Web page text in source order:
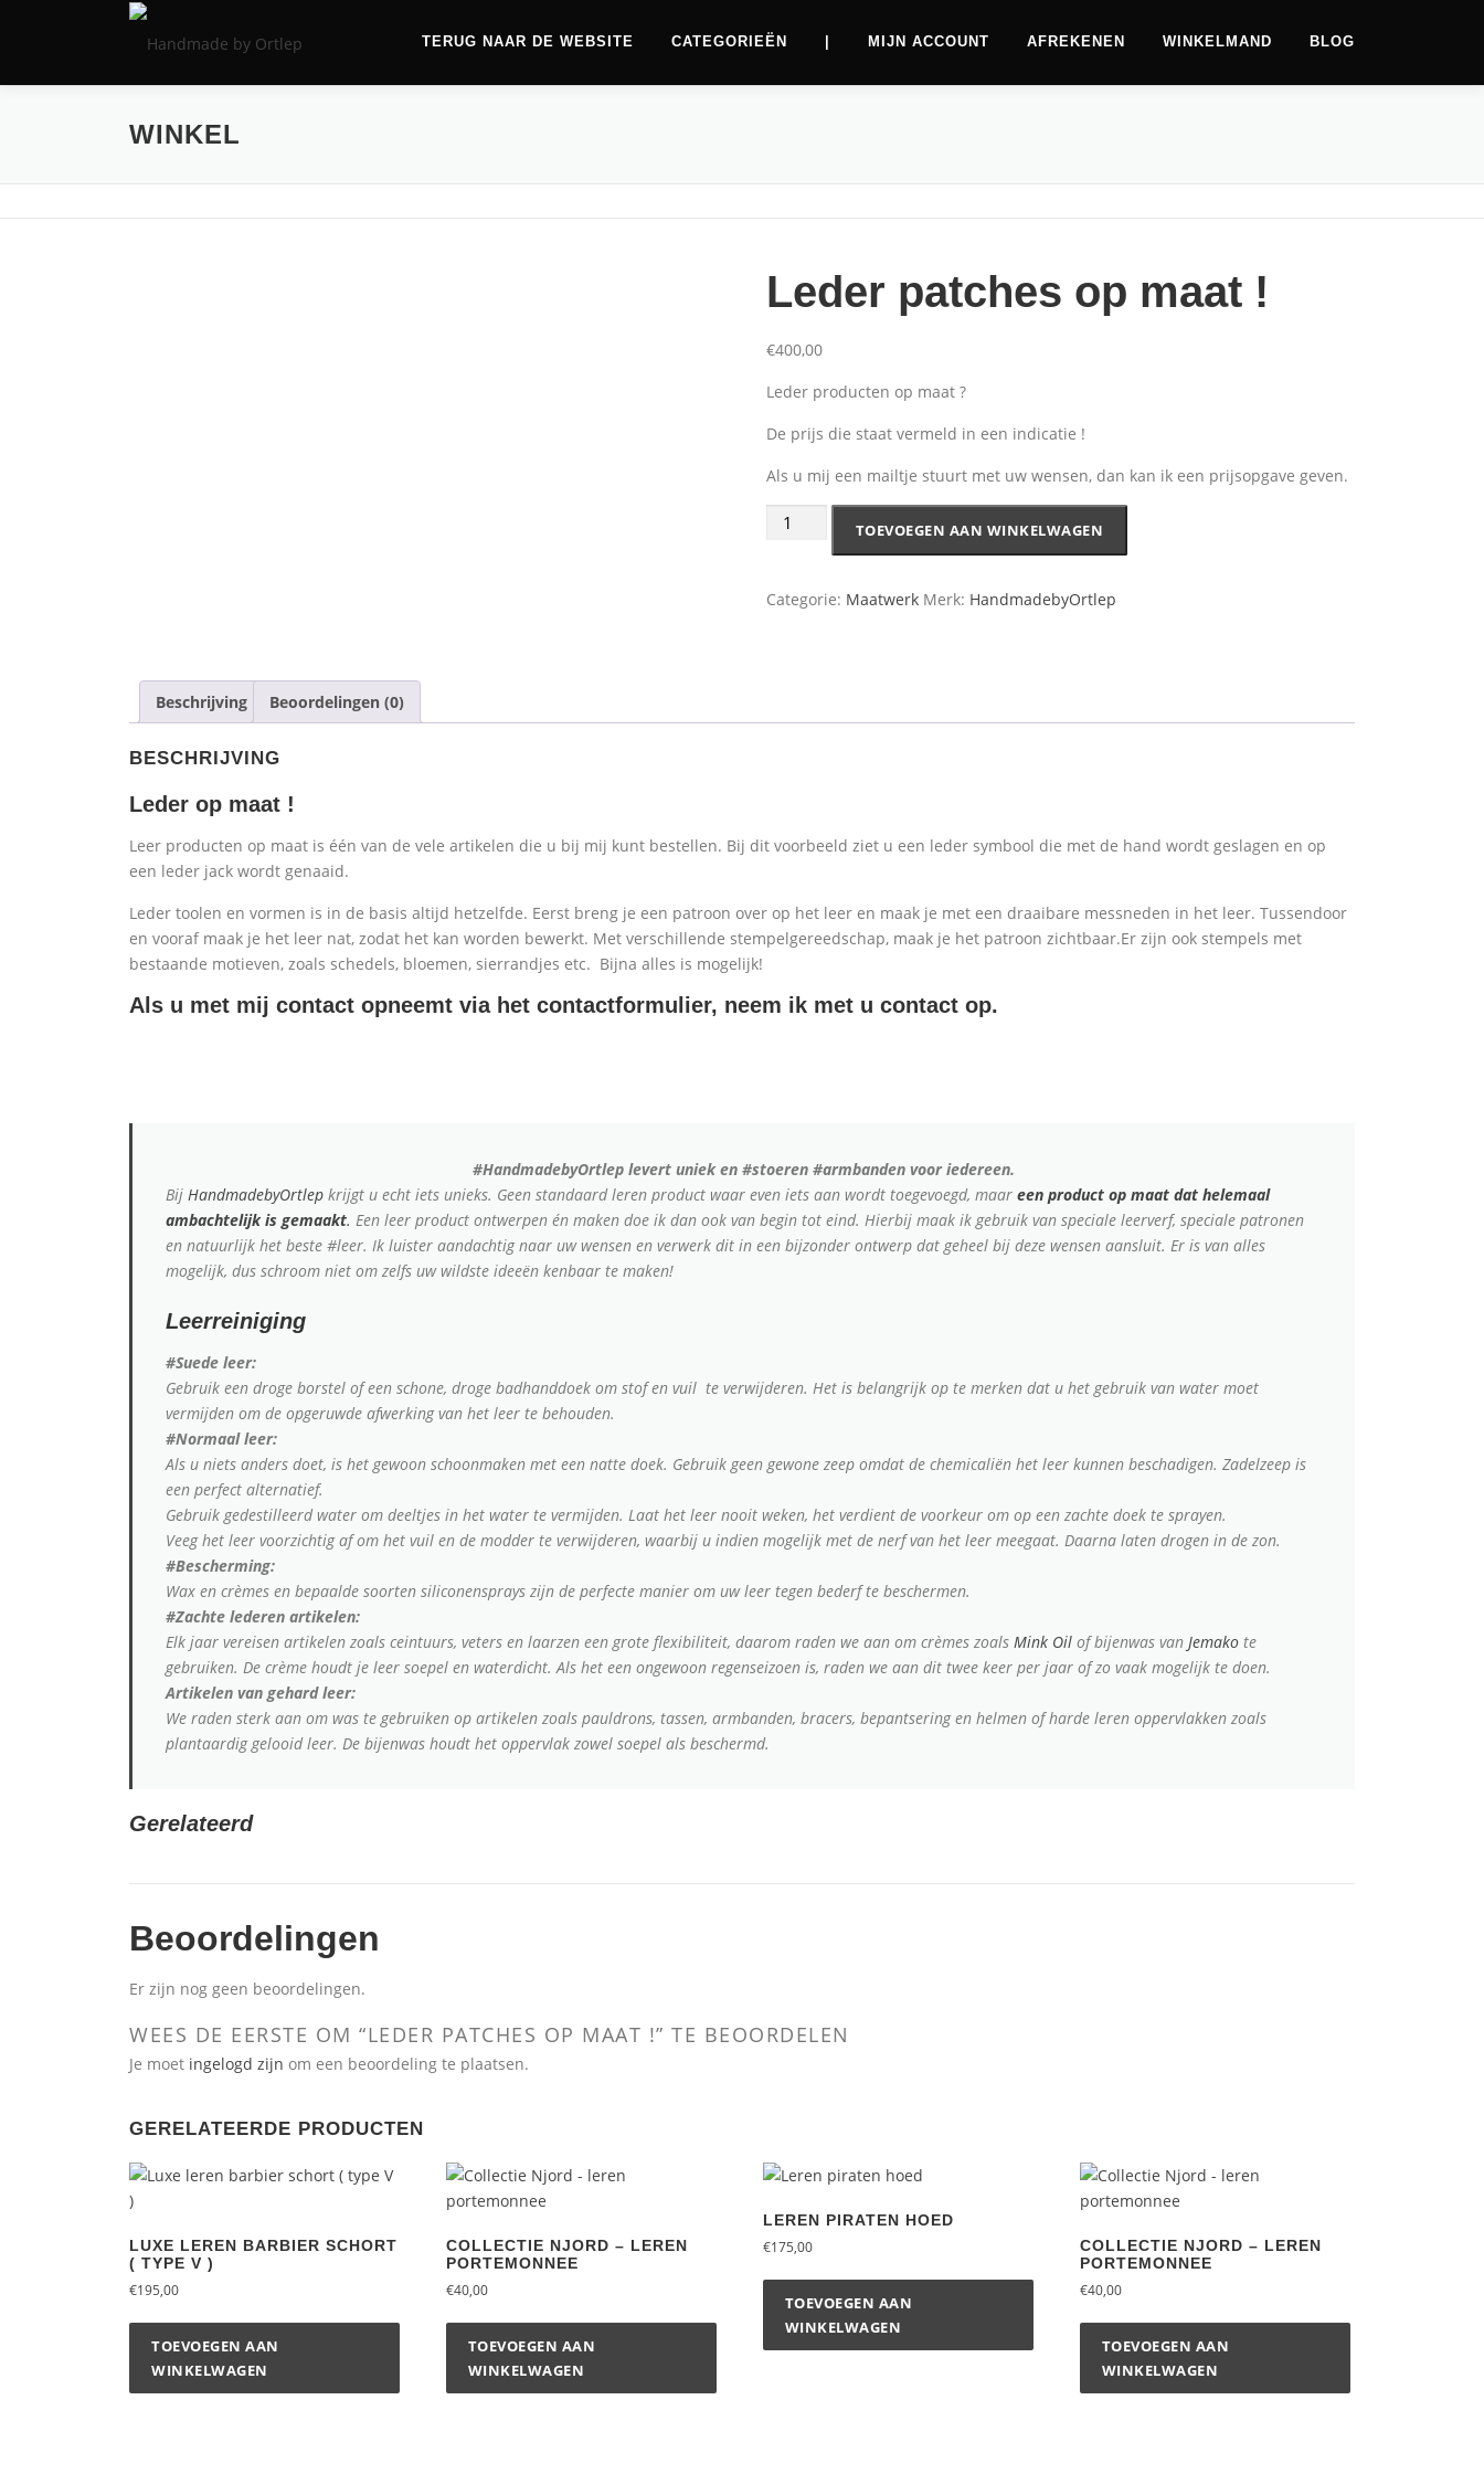
TERUG NAAR DE WEBSITE CATEGORIEËN
Aanbiedingen
MIJN ACCOUNT AFREKENEN WINKELMAND BLOG
WINKEL
Leder patches op maat !
€400,00
Leder producten op maat ?
De prijs die staat vermeld in een indicatie !
Als u mij een mailtje stuurt met uw wensen, dan kan ik een prijsopgave geven.
TOEVOEGEN AAN WINKELWAGEN
Categorie: Maatwerk Merk: HandmadebyOrtlep
Beschrijving Beoordelingen (0)
BESCHRIJVING
Leder op maat !
Leer producten op maat is één van de vele artikelen die u bij mij kunt bestellen. Bij dit voorbeeld ziet u een leder symbool die met de hand wordt geslagen en op
een leder jack wordt genaaid.
Leder toolen en vormen is in de basis altijd hetzelfde. Eerst breng je een patroon over op het leer en maak je met een draaibare messneden in het leer. Tussendoor
en vooraf maak je het leer nat, zodat het kan worden bewerkt. Met verschillende stempelgereedschap, maak je het patroon zichtbaar.Er zijn ook stempels met
bestaande motieven, zoals schedels, bloemen, sierrandjes etc. Bijna alles is mogelijk!
Als u met mij contact opneemt via het contactformulier, neem ik met u contact op.
#HandmadebyOrtlep levert uniek en #stoeren #armbanden voor iedereen.
Bij HandmadebyOrtlep krijgt u echt iets unieks. Geen standaard leren product waar even iets aan wordt toegevoegd, maar een product op maat dat helemaal
ambachtelijk is gemaakt. Een leer product ontwerpen én maken doe ik dan ook van begin tot eind. Hierbij maak ik gebruik van speciale leerverf, speciale patronen
en natuurlijk het beste #leer. Ik luister aandachtig naar uw wensen en verwerk dit in een bijzonder ontwerp dat geheel bij deze wensen aansluit. Er is van alles
mogelijk, dus schroom niet om zelfs uw wildste ideeën kenbaar te maken!
Leerreiniging
#Suede leer:
Gebruik een droge borstel of een schone, droge badhanddoek om stof en vuil te verwijderen. Het is belangrijk op te merken dat u het gebruik van water moet
vermijden om de opgeruwde afwerking van het leer te behouden.
#Normaal leer:
Als u niets anders doet, is het gewoon schoonmaken met een natte doek. Gebruik geen gewone zeep omdat de chemicaliën het leer kunnen beschadigen. Zadelzeep is
een perfect alternatief.
Gebruik gedestilleerd water om deeltjes in het water te vermijden. Laat het leer nooit weken, het verdient de voorkeur om op een zachte doek te sprayen.
Veeg het leer voorzichtig af om het vuil en de modder te verwijderen, waarbij u indien mogelijk met de nerf van het leer meegaat. Daarna laten drogen in de zon.
#Bescherming:
Wax en crèmes en bepaalde soorten siliconensprays zijn de perfecte manier om uw leer tegen bederf te beschermen.
#Zachte lederen artikelen:
Elk jaar vereisen artikelen zoals ceintuurs, veters en laarzen een grote flexibiliteit, daarom raden we aan om crèmes zoals Mink Oil of bijenwas van Jemako te
gebruiken. De crème houdt je leer soepel en waterdicht. Als het een ongewoon regenseizoen is, raden we aan dit twee keer per jaar of zo vaak mogelijk te doen.
Artikelen van gehard leer:
We raden sterk aan om was te gebruiken op artikelen zoals pauldrons, tassen, armbanden, bracers, bepantsering en helmen of harde leren oppervlakken zoals
plantaardig gelooid leer. De bijenwas houdt het oppervlak zowel soepel als beschermd.
Gerelateerd
Beoordelingen
Er zijn nog geen beoordelingen.
WEES DE EERSTE OM “LEDER PATCHES OP MAAT !” TE BEOORDELEN
Je moet ingelogd zijn om een beoordeling te plaatsen.
GERELATEERDE PRODUCTEN
LUXE LEREN BARBIER SCHORT
( TYPE V )
€195,00
TOEVOEGEN AAN
WINKELWAGEN
COLLECTIE NJORD – LEREN
PORTEMONNEE
€40,00
TOEVOEGEN AAN
WINKELWAGEN
LEREN PIRATEN HOED
€175,00
TOEVOEGEN AAN
WINKELWAGEN
COLLECTIE NJORD – LEREN
PORTEMONNEE
€40,00
TOEVOEGEN AAN
WINKELWAGEN